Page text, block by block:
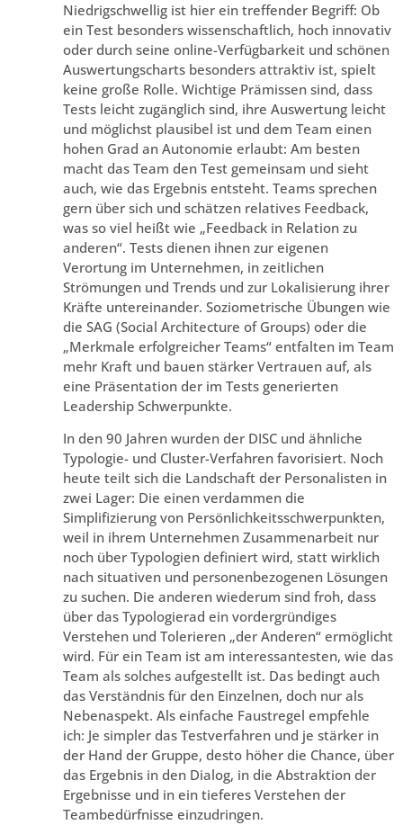
Niedrigschwellig ist hier ein treffender Begriff: Ob
ein Test besonders wissenschaftlich, hoch innovativ
oder durch seine online-Verfügbarkeit und schönen
Auswertungscharts besonders attraktiv ist, spielt
keine große Rolle. Wichtige Prämissen sind, dass
Tests leicht zugänglich sind, ihre Auswertung leicht
und möglichst plausibel ist und dem Team einen
hohen Grad an Autonomie erlaubt: Am besten
macht das Team den Test gemeinsam und sieht
auch, wie das Ergebnis entsteht. Teams sprechen
gern über sich und schätzen relatives Feedback,
was so viel heißt wie „Feedback in Relation zu
anderen“. Tests dienen ihnen zur eigenen
Verortung im Unternehmen, in zeitlichen
Strömungen und Trends und zur Lokalisierung ihrer
Kräfte untereinander. Soziometrische Übungen wie
die SAG (Social Architecture of Groups) oder die
„Merkmale erfolgreicher Teams“ entfalten im Team
mehr Kraft und bauen stärker Vertrauen auf, als
eine Präsentation der im Tests generierten
Leadership Schwerpunkte.
In den 90 Jahren wurden der DISC und ähnliche
Typologie- und Cluster-Verfahren favorisiert. Noch
heute teilt sich die Landschaft der Personalisten in
zwei Lager: Die einen verdammen die
Simplifizierung von Persönlichkeitsschwerpunkten,
weil in ihrem Unternehmen Zusammenarbeit nur
noch über Typologien definiert wird, statt wirklich
nach situativen und personenbezogenen Lösungen
zu suchen. Die anderen wiederum sind froh, dass
über das Typologierad ein vordergründiges
Verstehen und Tolerieren „der Anderen“ ermöglicht
wird. Für ein Team ist am interessantesten, wie das
Team als solches aufgestellt ist. Das bedingt auch
das Verständnis für den Einzelnen, doch nur als
Nebenaspekt. Als einfache Faustregel empfehle
ich: Je simpler das Testverfahren und je stärker in
der Hand der Gruppe, desto höher die Chance, über
das Ergebnis in den Dialog, in die Abstraktion der
Ergebnisse und in ein tieferes Verstehen der
Teambedürfnisse einzudringen.